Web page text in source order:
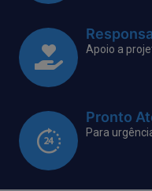
Apoio a
Pronto
Para